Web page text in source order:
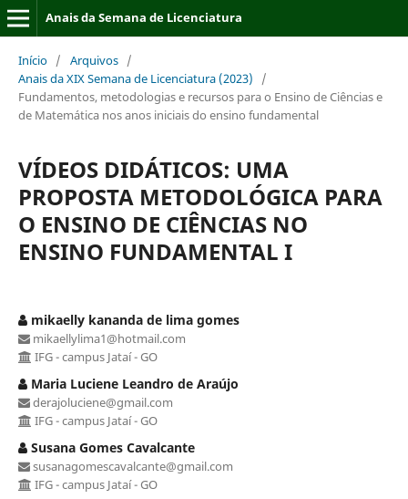
Anais da Semana de Licenciatura
Início / Arquivos /
Anais da XIX Semana de Licenciatura (2023)
/
Fundamentos, metodologias e recursos para o Ensino de Ciências e
de Matemática nos anos iniciais do ensino fundamental
VÍDEOS DIDÁTICOS: UMA
PROPOSTA METODOLÓGICA PARA
O ENSINO DE CIÊNCIAS NO
ENSINO FUNDAMENTAL I
mikaelly kananda de lima gomes
mikaellylima1@hotmail.com
IFG - campus Jataí - GO
Maria Luciene Leandro de Araújo
derajoluciene@gmail.com
IFG - campus Jataí - GO
Susana Gomes Cavalcante
susanagomescavalcante@gmail.com
IFG - campus Jataí - GO